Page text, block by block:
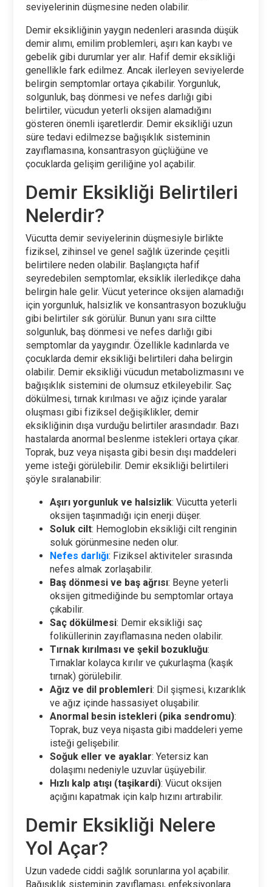
seviyelerinin düşmesine neden olabilir.
Demir eksikliğinin yaygın nedenleri arasında düşük
demir alımı, emilim problemleri, aşırı kan kaybı ve
gebelik gibi durumlar yer alır. Hafif demir eksikliği
genellikle fark edilmez. Ancak ilerleyen seviyelerde
belirgin semptomlar ortaya çıkabilir. Yorgunluk,
solgunluk, baş dönmesi ve nefes darlığı gibi
belirtiler, vücudun yeterli oksijen alamadığını
gösteren önemli işaretlerdir. Demir eksikliği uzun
süre tedavi edilmezse bağışıklık sisteminin
zayıflamasına, konsantrasyon güçlüğüne ve
çocuklarda gelişim geriliğine yol açabilir.
Demir Eksikliği Belirtileri
Nelerdir?
Vücutta demir seviyelerinin düşmesiyle birlikte
fiziksel, zihinsel ve genel sağlık üzerinde çeşitli
belirtilere neden olabilir. Başlangıçta hafif
seyredebilen semptomlar, eksiklik ilerledikçe daha
belirgin hale gelir. Vücut yeterince oksijen alamadığı
için yorgunluk, halsizlik ve konsantrasyon bozukluğu
gibi belirtiler sık görülür. Bunun yanı sıra ciltte
solgunluk, baş dönmesi ve nefes darlığı gibi
semptomlar da yaygındır. Özellikle kadınlarda ve
çocuklarda demir eksikliği belirtileri daha belirgin
olabilir. Demir eksikliği vücudun metabolizmasını ve
bağışıklık sistemini de olumsuz etkileyebilir. Saç
dökülmesi, tırnak kırılması ve ağız içinde yaralar
oluşması gibi fiziksel değişiklikler, demir
eksikliğinin dışa vurduğu belirtiler arasındadır. Bazı
hastalarda anormal beslenme istekleri ortaya çıkar.
Toprak, buz veya nişasta gibi besin dışı maddeleri
yeme isteği görülebilir. Demir eksikliği belirtileri
şöyle sıralanabilir:
Aşırı yorgunluk ve halsizlik: Vücutta yeterli
oksijen taşınmadığı için enerji düşer.
Soluk cilt: Hemoglobin eksikliği cilt renginin
soluk görünmesine neden olur.
Nefes darlığı: Fiziksel aktiviteler sırasında
nefes almak zorlaşabilir.
Baş dönmesi ve baş ağrısı: Beyne yeterli
oksijen gitmediğinde bu semptomlar ortaya
çıkabilir.
Saç dökülmesi: Demir eksikliği saç
foliküllerinin zayıflamasına neden olabilir.
Tırnak kırılması ve şekil bozukluğu:
Tırnaklar kolayca kırılır ve çukurlaşma (kaşık
tırnak) görülebilir.
Ağız ve dil problemleri: Dil şişmesi, kızarıklık
ve ağız içinde hassasiyet oluşabilir.
Anormal besin istekleri (pika sendromu):
Toprak, buz veya nişasta gibi maddeleri yeme
isteği gelişebilir.
Soğuk eller ve ayaklar: Yetersiz kan
dolaşımı nedeniyle uzuvlar üşüyebilir.
Hızlı kalp atışı (taşikardi): Vücut oksijen
açığını kapatmak için kalp hızını artırabilir.
Demir Eksikliği Nelere
Yol Açar?
Uzun vadede ciddi sağlık sorunlarına yol açabilir.
Bağışıklık sisteminin zayıflaması, enfeksiyonlara